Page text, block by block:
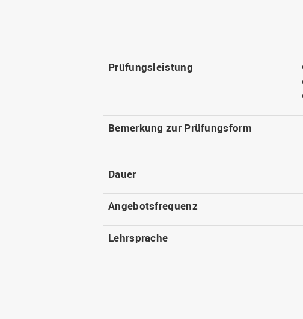
Prüfungsleistung
Bemerkung zur Prüfungsform
Dauer
Angebotsfrequenz
Lehrsprache